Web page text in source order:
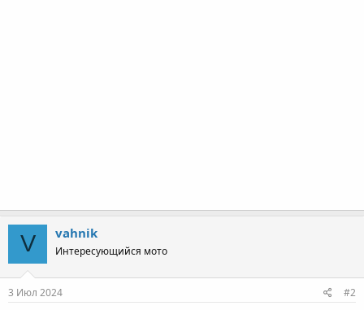
V vahnik
Интересующийся мото
3 Июл 2024 #2